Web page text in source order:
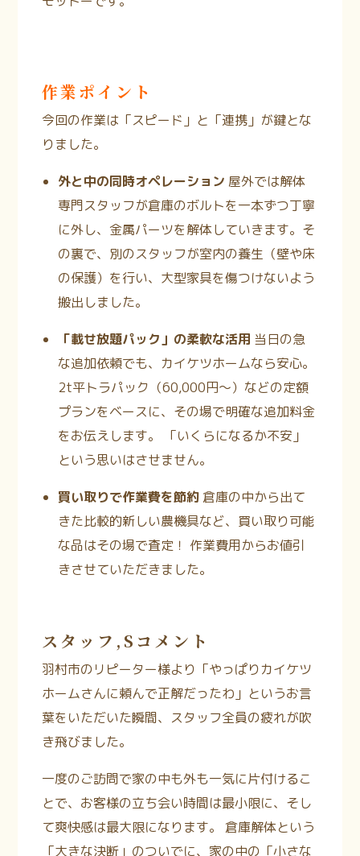
作業ポイント
今回の作業は「スピード」と「連携」が鍵とな
りました。
外と中の同時オペレーション 屋外では解体
専門スタッフが倉庫のボルトを一本ずつ丁寧
に外し、金属パーツを解体していきます。そ
の裏で、別のスタッフが室内の養生（壁や床
の保護）を行い、大型家具を傷つけないよう
搬出しました。
「載せ放題パック」の柔軟な活用 当日の急
な追加依頼でも、カイケツホームなら安心。
2t平トラパック（60,000円〜）などの定額
プランをベースに、その場で明確な追加料金
をお伝えします。
「いくらになるか不安」
という思いはさせません。
買い取りで作業費を節約 倉庫の中から出て
きた比較的新しい農機具など、買い取り可能
な品はその場で査定！ 作業費用からお値引
きさせていただきました。
スタッフ,Sコメント
羽村市のリピーター様より「やっぱりカイケツ
ホームさんに頼んで正解だったわ」というお言
葉をいただいた瞬間、スタッフ全員の疲れが吹
き飛びました。
一度のご訪問で家の中も外も一気に片付けるこ
とで、お客様の立ち会い時間は最小限に、そし
て爽快感は最大限になります。倉庫解体という
「大きな決断」のついでに、家の中の「小さな